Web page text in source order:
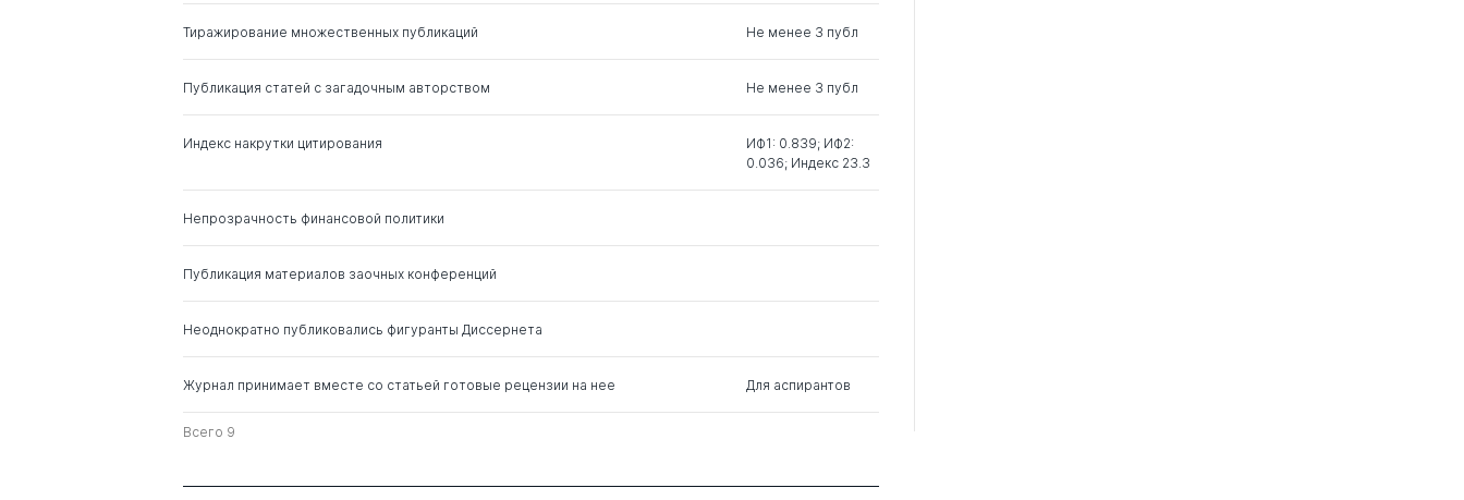
Кроливецкий Эдуард
Николаевич
Кузнецов Сергей
Валентинович
д. э.н. 0 8 1
Стерликов Федор
Федорович
д. э.н. 0 64 0
Ходачек Александр
д. э.н.
Тиражирование множественных публикаций Не менее 3 публ
Публикация статей с загадочным авторством Не менее 3 публ
Индекс накрутки цитирования
ИФ1: 0.839; ИФ2:
0.036; Индекс 23.3
Непрозрачность финансовой политики
Публикация материалов заочных конференций
Неоднократно публиковались фигуранты Диссернета
Журнал принимает вместе со статьей готовые рецензии на нее Для аспирантов
Всего 9